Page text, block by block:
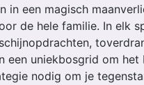
in een magisch
de hele familie. In elk
een uniekbosgrid om
nodig om je